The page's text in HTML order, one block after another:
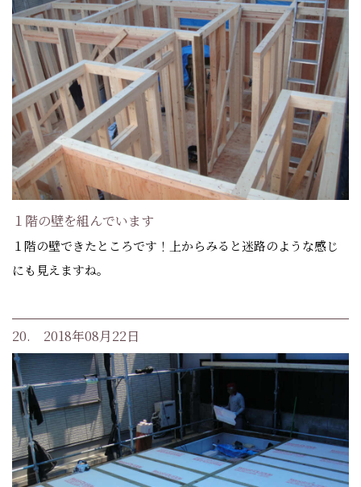
１階の壁を組んでいます
１階の壁できたところです！上からみると迷路のような感じ
にも見えますね。
20. 2018年08月22日